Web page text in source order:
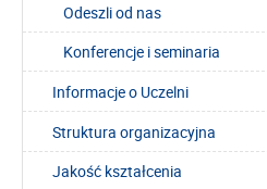
Odeszli od nas
Konferencje i seminaria
Informacje o Uczelni
Struktura organizacyjna
Jakość kształcenia